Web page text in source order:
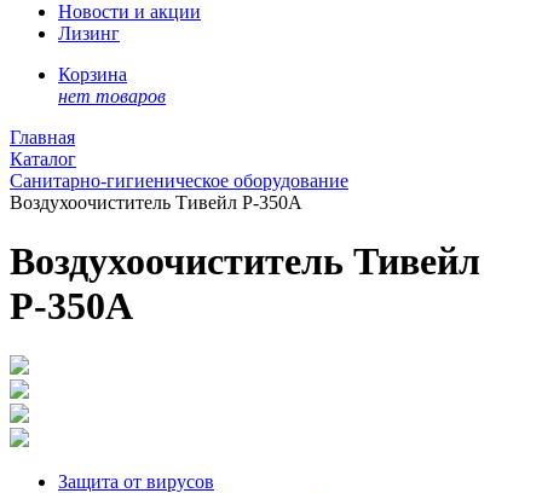
Новости и акции
Лизинг
Корзина
нет товаров
Главная
Каталог
Санитарно-гигиеническое оборудование
Воздухоочиститель Тивейл Р-350А
Воздухоочиститель Тивейл
Р-350А
Защита от вирусов